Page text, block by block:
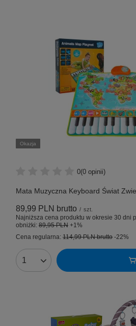
Okazja
0(0 opinii)
Mata Muzyczna Keyboard Świat
89,99 PLN brutto / szt.
Najniższa cena produktu w okresie 30 dni
obniżki: 89,95 PLN +1%
Cena regularna: 114,99 PLNbrutto -22%